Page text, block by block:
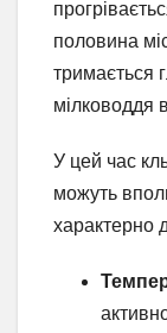
половина
тримається
мілководдя
У цей час
можуть
характерно